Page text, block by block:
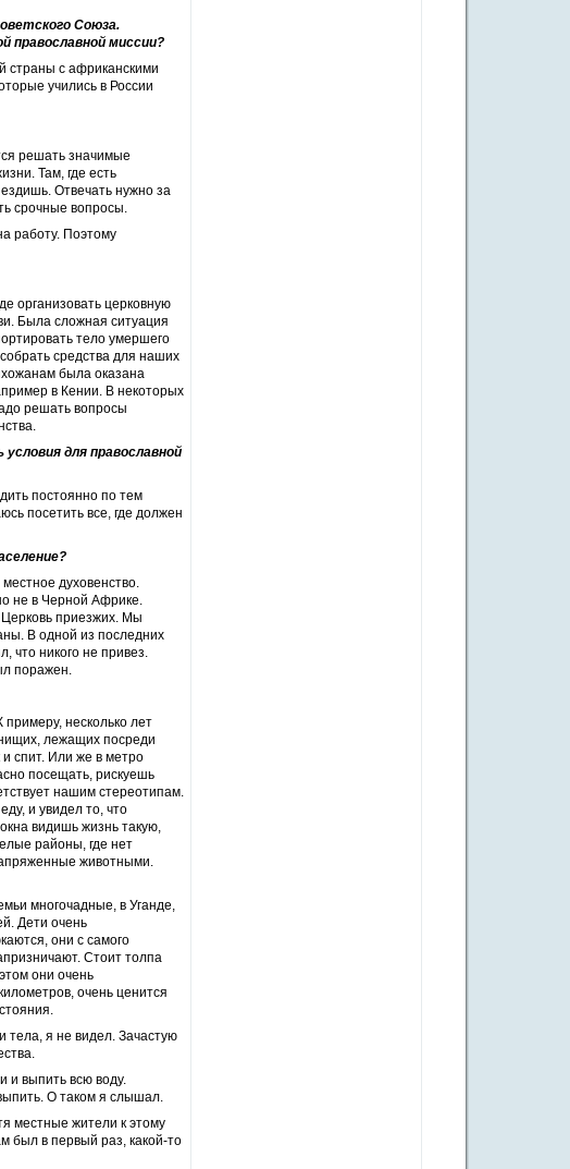
Союза.
православной миссии?
страны с африканскими
учились в России
решать значимые
Там, где есть
Отвечать нужно за
срочные вопросы.
работу. Поэтому
организовать церковную
Была сложная ситуация
тело умершего
средства для наших
была оказана
в Кении. В некоторых
решать вопросы
для православной
постоянно по тем
посетить все, где должен
духовенство.
не в Черной Африке.
приезжих. Мы
В одной из последних
что никого не привез.
поражен.
несколько лет
лежащих посреди
спит. Или же в метро
посещать, рискуешь
нашим стереотипам.
и увидел то, что
видишь жизнь такую,
районы, где нет
животными.
многочадные, в Уганде,
Дети очень
они с самого
Стоит толпа
они очень
очень ценится
тела, я не видел. Зачастую
и выпить всю воду.
О таком я слышал.
местные жители к этому
был в первый раз, какой-то